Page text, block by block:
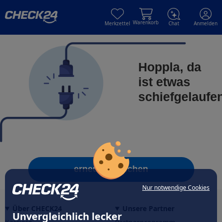
Nur notwendige Cookies
Unvergleichlich lecker
Merkzettel Warenkorb Chat Anmelden
Hoppla, da
ist etwas
erneut versuchen